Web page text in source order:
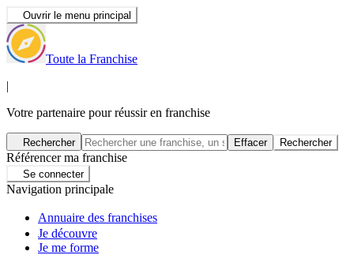
Ouvrir le menu principal
Toute la Franchise
|
Votre partenaire pour réussir en franchise
Rechercher Effacer Rechercher
Référencer ma franchise
Se connecter
Navigation principale
Annuaire des franchises
Je découvre
Je me forme